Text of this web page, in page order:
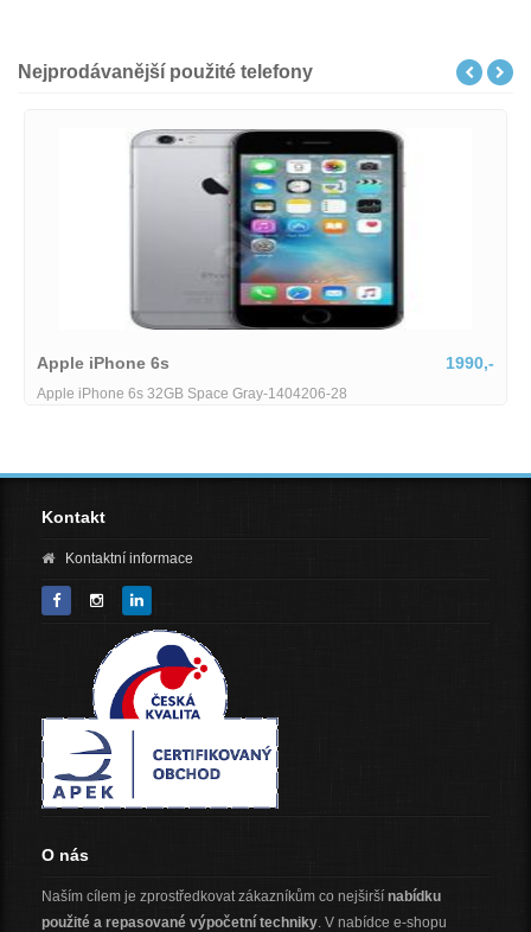
Nejprodávanější použité telefony
28 Apple iPhone SE (2022) 64GB
Kontakt
Kontaktní informace
O nás
Naším cílem je zprostředkovat zákazníkům co nejširší nabídku
použité a repasované výpočetní techniky. V nabídce e-shopu